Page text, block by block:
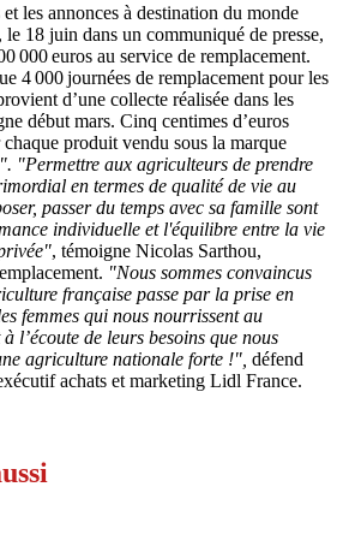
les annonces à destination du monde
18 juin dans un communiqué de presse,
000 euros au service de remplacement.
4 000 journées de remplacement pour les
d’une collecte réalisée dans les
début mars. Cinq centimes d’euros
produit vendu sous la marque
"Permettre aux agriculteurs de prendre
en termes de qualité de vie au
passer du temps avec sa famille sont
individuelle et l'équilibre entre la vie
, témoigne Nicolas Sarthou,
"Nous sommes convaincus
française passe par la prise en
femmes qui nous nourrissent au
l’écoute de leurs besoins que nous
agriculture nationale forte !", défend
achats et marketing Lidl France.